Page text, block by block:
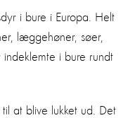
i bure i Europa. Helt
læggehøner, søer,
i bure rundt
at blive lukket ud. Det